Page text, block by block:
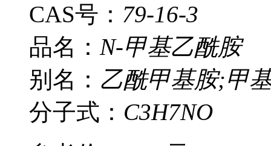
CAS号： 79-16-3
品名： N-甲基乙酰胺
别名： 乙酰甲基胺;甲
分子式： C3H7NO